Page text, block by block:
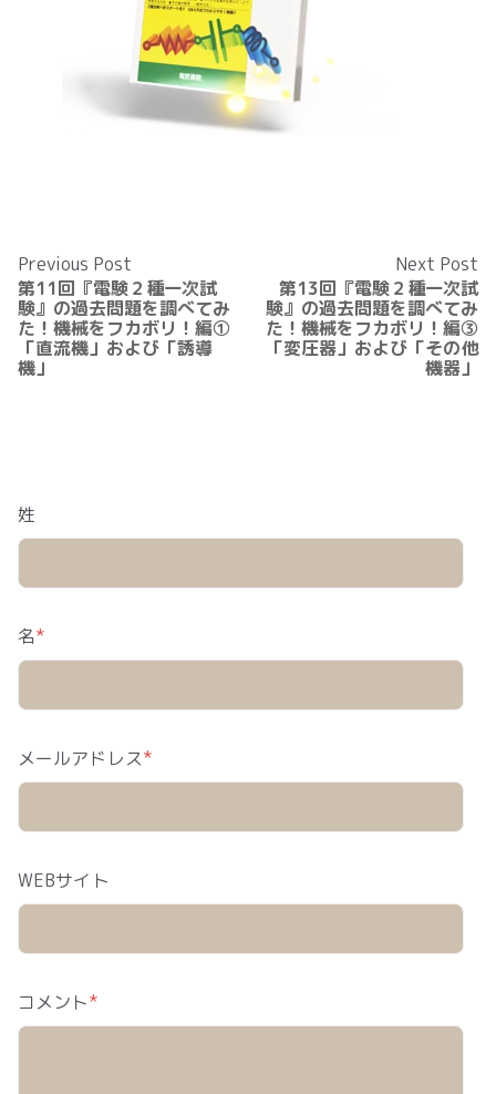
Previous Post
第11回『電験２種一次試
験』の過去問題を調べてみ
た！機械をフカボリ！編①
「直流機」および「誘導
機」
Next Post
第13回『電験２種一次試
験』の過去問題を調べてみ
た！機械をフカボリ！編③
「変圧器」および「その他
機器」
姓
名*
メールアドレス*
WEBサイト
コメント*